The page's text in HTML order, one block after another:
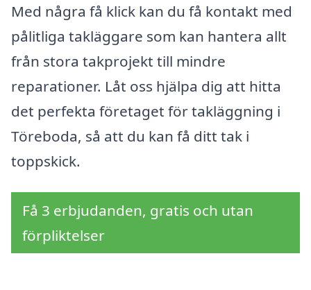
Med några få klick kan du få kontakt med
pålitliga takläggare som kan hantera allt
från stora takprojekt till mindre
reparationer. Låt oss hjälpa dig att hitta
det perfekta företaget för takläggning i
Töreboda, så att du kan få ditt tak i
toppskick.
Få 3 erbjudanden, gratis och utan
förpliktelser